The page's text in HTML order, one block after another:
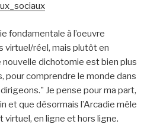
fondamentale à l’oeuvre
virtuel/réel, mais plutôt en
dichotomie est bien plus
pour comprendre le monde dans
Je pense pour ma part,
et que désormais l’Arcadie mêle
en ligne et hors ligne.